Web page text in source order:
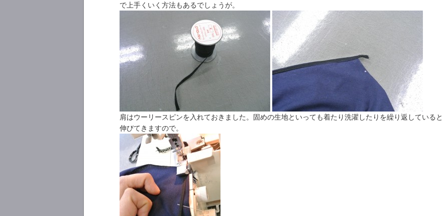
で上手くいく方法もあるでしょうが。
肩はウーリースピンを入れておきました。固めの生地といっても着たり洗濯したりを繰り返していると
伸びてきますので。